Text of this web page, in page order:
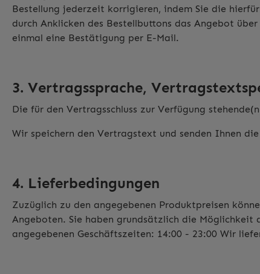
Bestellung jederzeit korrigieren, indem Sie die
durch Anklicken des Bestellbuttons das Angebot
einmal eine Bestätigung per E-Mail.
3. Vertragssprache,
Die für den Vertragsschluss zur Verfügung
Wir speichern den Vertragstext und senden Ihnen
4. Lieferbedingungen
Zuzüglich zu den angegebenen Produktpreisen
Angeboten. Sie haben grundsätzlich die Möglichkeit
angegebenen Geschäftszeiten: 14:00 - 23:00 Wir